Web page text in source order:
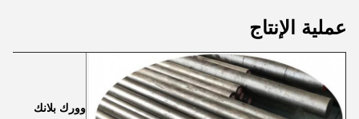
عملية الإنتاج
وورك بلانك